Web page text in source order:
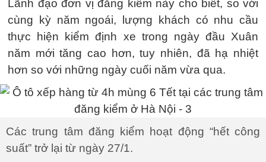
Lãnh đạo đơn vị đăng kiểm này cho biết, so với
cùng kỳ năm ngoái, lượng khách có nhu cầu
thực hiện kiểm định xe trong ngày đầu Xuân
năm mới tăng cao hơn, tuy nhiên, đã hạ nhiệt
hơn so với những ngày cuối năm vừa qua.
Các trung tâm đăng kiểm hoạt động “hết công
suất” trở lại từ ngày 27/1.